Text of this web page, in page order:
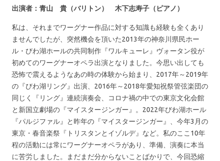
出演者：青山 貴（バリトン） 木下志寿子（ピアノ）
私は、それまでワーグナー作品に対する知識も経験も全くあり
ませんでしたが、突然機会を頂いた2013年の神奈川県民ホー
ル・びわ湖ホールの共同制作『ワルキューレ』ヴォータン役が
初めてのワーグナーオペラ出演となりました。今思い出しても
恐怖で震えるようなあの時の体験から始まり、2017年～2019年
の『びわ湖リング』出演、2016年～2018年愛知祝祭管弦楽団の
同じく『リング』連続演奏会、コロナ禍の中での東京文化会館
と新国立劇場の『マイスタージンガー』。2022年びわ湖ホール
『パルジファル』と昨年の『マイスタージンガー』、今年3月の
東京・春音楽祭『トリスタンとイゾルデ』など。私のここ10年
程の活動には常にワーグナーオペラがあり、準備、演奏に本当
に苦労しました。まだまだ分からないことばかりで、今回恐縮